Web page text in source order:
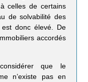
celles de certains
de solvabilité des
donc élevé. De
accordés
que le
n’existe pas en